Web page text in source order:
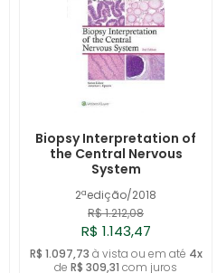
2ªedição/2018
Biopsy Interpretation of
the Central Nervous
System
R$ 1.212,08
R$ 1.143,47
R$ 1.097,73 à vista ou em até 4x
de R$ 309,31 com juros